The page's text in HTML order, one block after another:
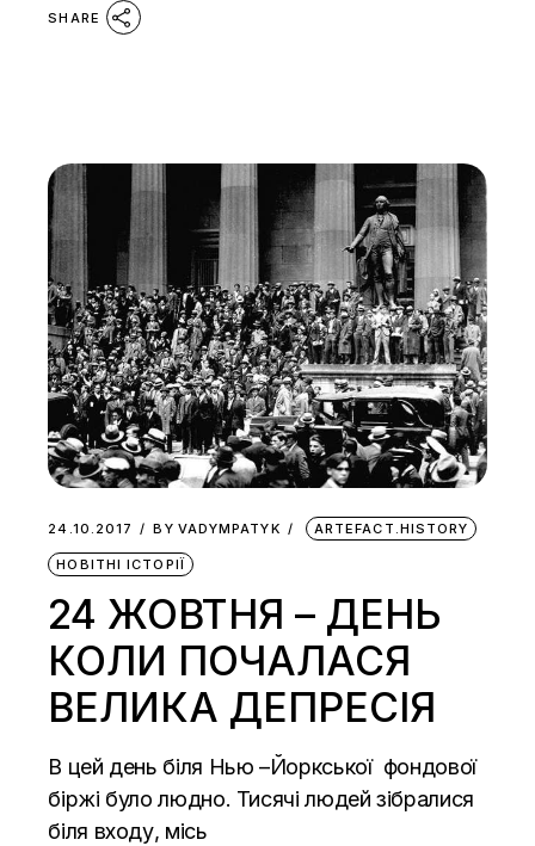
SHARE
24.10.2017 BY VADYMPATYK ARTEFACT.HISTORY
НОВІТНІ ІСТОРІЇ
24 ЖОВТНЯ – ДЕНЬ
КОЛИ ПОЧАЛАСЯ
ВЕЛИКА ДЕПРЕСІЯ
В цей день біля Нью –Йоркської фондової
біржі було людно. Тисячі людей зібралися
біля входу, місь